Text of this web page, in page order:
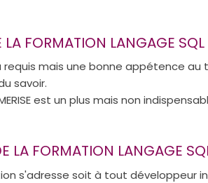
LA FORMATION LANGAGE
requis mais une bonne appétence au
savoir.
est un plus mais non
LA FORMATION LANGAGE
s'adresse soit à tout développeur